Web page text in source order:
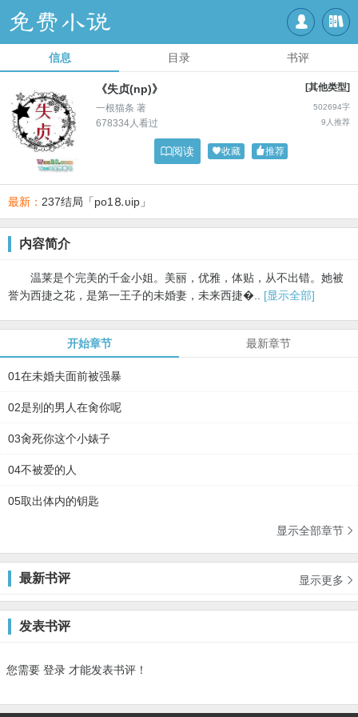
 
信息 目录 书评
[其他类型]
《失贞(np)》
502694字
一根猫条 著
9人推荐
678334人看过
阅读 收藏 推荐
最新： 237结局「po1⒏υip」
内容简介
温莱是个完美的千金小姐。美丽，优雅，体贴，从不出错。她被
誉为西捷之花，是第一王子的未婚妻，未来西捷�.. [显示全部]
开始章节 最新章节
01在未婚夫面前被强暴
02是别的男人在肏你呢
03肏死你这个小婊子
04不被爱的人
05取出体内的钥匙
显示全部章节
最新书评 显示更多 
发表书评
您需要 登录 才能发表书评！